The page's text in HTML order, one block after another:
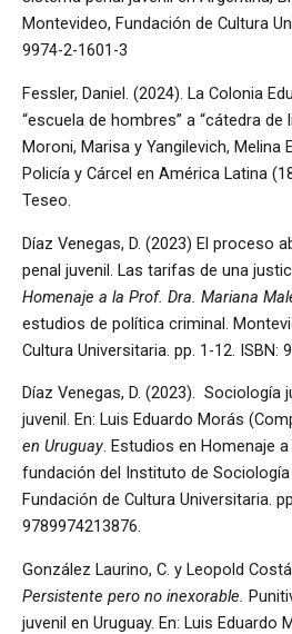
Montevideo, Fundación de Cultura
9974-2-1601-3
Fessler, Daniel. (2024). La Colonia
“escuela de hombres” a “cátedra de
Moroni, Marisa y Yangilevich, Melina
Policía y Cárcel en América Latina
Teseo.
Díaz Venegas, D. (2023) El proceso
penal juvenil. Las tarifas de una
Homenaje a la Prof. Dra. Mariana
estudios de política criminal.
Cultura Universitaria. pp. 1-12. ISBN:
Díaz Venegas, D. (2023). Sociología
juvenil. En: Luis Eduardo Morás
en Uruguay. Estudios en Homenaje
fundación del Instituto de
Fundación de Cultura Universitaria.
9789974213876.
González Laurino, C. y Leopold
Persistente pero no inexorable.
juvenil en Uruguay. En: Luis Eduardo